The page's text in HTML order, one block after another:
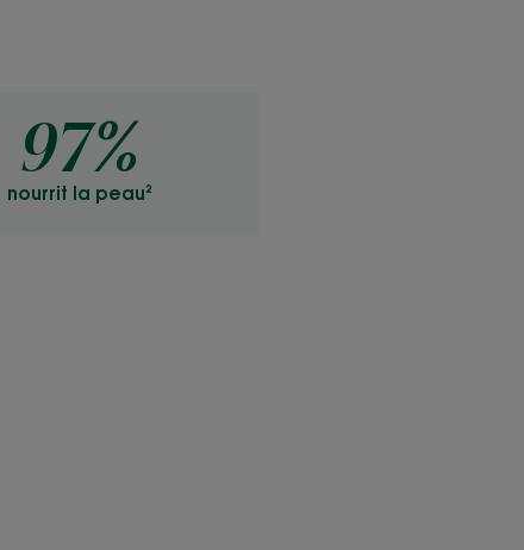
97%
nourrit la peau²